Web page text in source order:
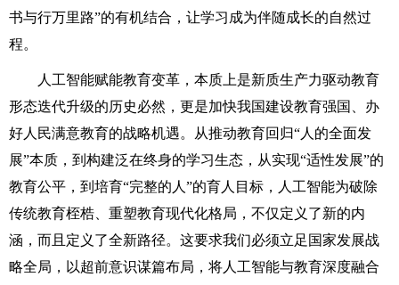
书与行万里路”的有机结合，让学习成为伴随成长的自然过
程。
人工智能赋能教育变革，本质上是新质生产力驱动教育
形态迭代升级的历史必然，更是加快我国建设教育强国、办
好人民满意教育的战略机遇。从推动教育回归“人的全面发
展”本质，到构建泛在终身的学习生态，从实现“适性发展”的
教育公平，到培育“完整的人”的育人目标，人工智能为破除
传统教育桎梏、重塑教育现代化格局，不仅定义了新的内
涵，而且定义了全新路径。这要求我们必须立足国家发展战
略全局，以超前意识谋篇布局，将人工智能与教育深度融合